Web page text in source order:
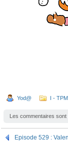
Yod@ I -
Les commentaires sont
Episode 529 :